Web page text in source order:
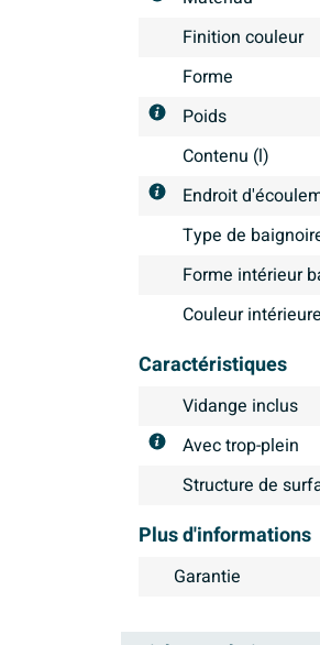
Finition couleur
Forme
Poids
Contenu (l)
Endroit
Type de
Forme intérieur
Couleur
Caractéristiques
Vidange inclus
Avec trop-plein
Structure de
Plus d'informations
Garantie